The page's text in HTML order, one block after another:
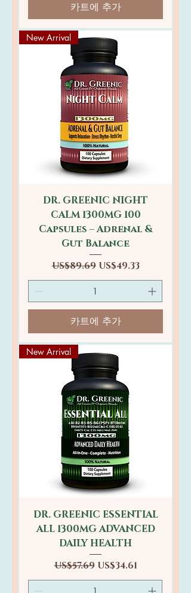
카트에 추가
New Arrival
DR. GREENIC NIGHT
CALM 1300MG 100
Capsules – Adrenal &
Gut Balance
일반가
US$89.69 할인가
US$49.33
카트에 추가
New Arrival
DR. GREENIC ESSENTIAL
ALL 1300MG ADVANCED
DAILY HEALTH
일반가
US$57.69 할인가
US$34.61